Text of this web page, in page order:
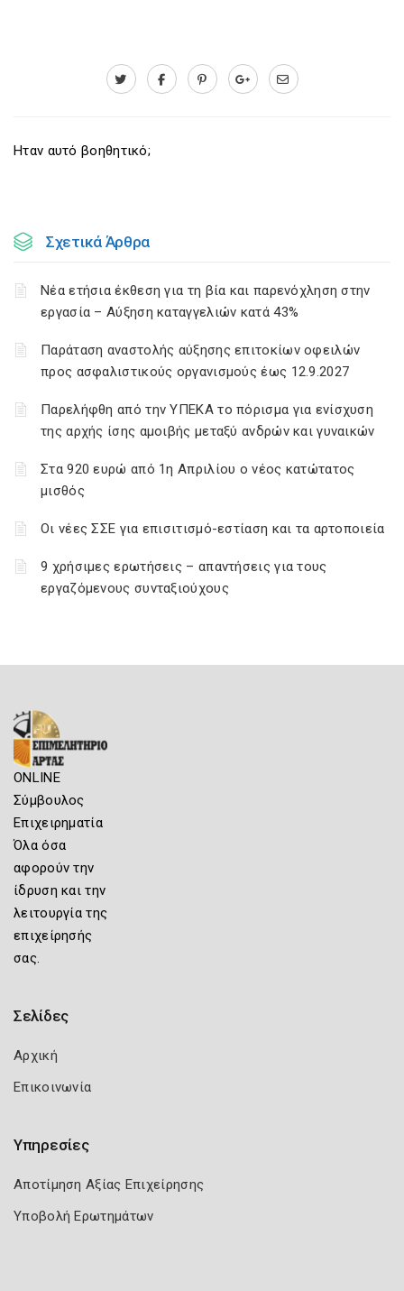
Ηταν αυτό βοηθητικό;
Σχετικά Άρθρα
Νέα ετήσια έκθεση για τη βία και παρενόχληση στην
εργασία – Αύξηση καταγγελιών κατά 43%
Παράταση αναστολής αύξησης επιτοκίων οφειλών
προς ασφαλιστικούς οργανισμούς έως 12.9.2027
Παρελήφθη από την ΥΠΕΚΑ το πόρισμα για ενίσχυση
της αρχής ίσης αμοιβής μεταξύ ανδρών και γυναικών
Στα 920 ευρώ από 1η Απριλίου ο νέος κατώτατος
μισθός
Οι νέες ΣΣΕ για επισιτισμό-εστίαση και τα αρτοποιεία
9 χρήσιμες ερωτήσεις – απαντήσεις για τους
εργαζόμενους συνταξιούχους
ONLINE
Σύμβουλος
Επιχειρηματία
Όλα όσα
αφορούν την
ίδρυση και την
λειτουργία της
επιχείρησής
σας.
Σελίδες
Αρχική
Επικοινωνία
Υπηρεσίες
Αποτίμηση Αξίας Επιχείρησης
Υποβολή Ερωτημάτων